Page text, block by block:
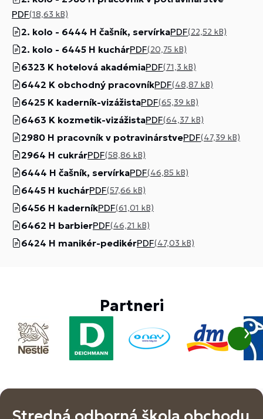
PDF(18,63 kB)
2. kolo - 6444 H čašník, servírkaPDF(22,52 kB)
2. kolo - 6445 H kuchárPDF(20,75 kB)
6323 K hotelová akadémiaPDF(71,3 kB)
6442 K obchodný pracovníkPDF(48,87 kB)
6425 K kaderník-vizážistaPDF(65,39 kB)
6463 K kozmetik-vizážistaPDF(64,37 kB)
2980 H pracovník v potravinárstvePDF(47,39 kB)
2964 H cukrárPDF(58,86 kB)
6444 H čašník, servírkaPDF(46,85 kB)
6445 H kuchárPDF(57,66 kB)
6456 H kaderníkPDF(61,01 kB)
6462 H barbierPDF(46,21 kB)
6424 H manikér-pedikérPDF(47,03 kB)
Partneri